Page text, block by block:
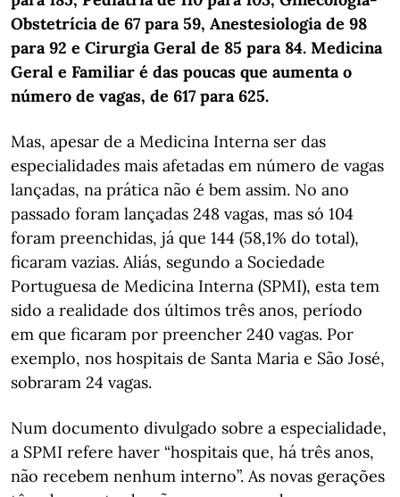
Obstetrícia de 67 para 59, Anestesiologia de 98
para 92 e Cirurgia Geral de 85 para 84. Medicina
Geral e Familiar é das poucas que aumenta o
número de vagas, de 617 para 625.
Mas, apesar de a Medicina Interna ser das
especialidades mais afetadas em número de vagas
lançadas, na prática não é bem assim. No ano
passado foram lançadas 248 vagas, mas só 104
foram preenchidas, já que 144 (58,1% do total),
ficaram vazias. Aliás, segundo a Sociedade
Portuguesa de Medicina Interna (SPMI), esta tem
sido a realidade dos últimos três anos, período
em que ficaram por preencher 240 vagas. Por
exemplo, nos hospitais de Santa Maria e São José,
sobraram 24 vagas.
Num documento divulgado sobre a especialidade,
a SPMI refere haver “hospitais que, há três anos,
não recebem nenhum interno”. As novas gerações